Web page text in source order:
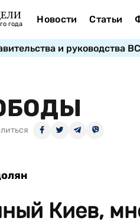
года Новости Статьи
и руководства
Киев,